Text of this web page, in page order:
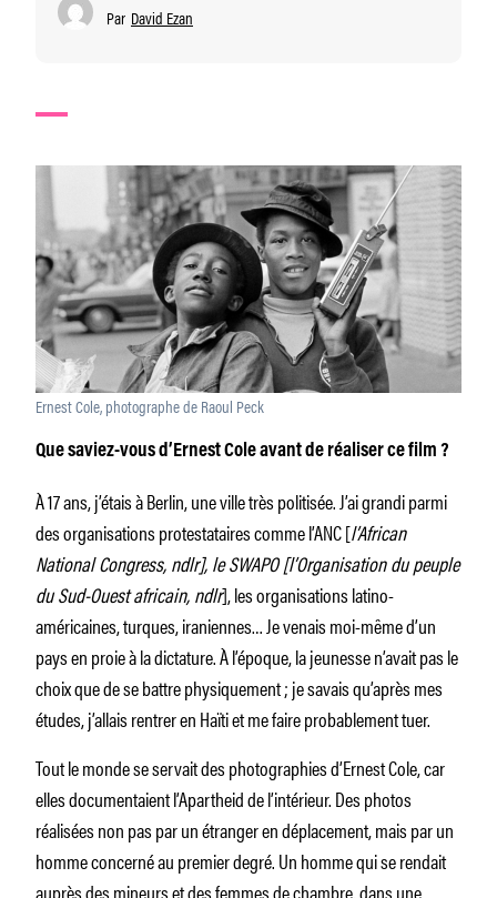
Par David Ezan
Ernest Cole, photographe de Raoul Peck
Que saviez-vous d’Ernest Cole avant de réaliser ce film ?
À 17 ans, j’étais à Berlin, une ville très politisée. J’ai grandi parmi
des organisations protestataires comme l’ANC [l’African
National Congress, ndlr], le SWAPO [l’Organisation du peuple
du Sud-Ouest africain, ndlr], les organisations latino-
américaines, turques, iraniennes… Je venais moi-même d’un
pays en proie à la dictature. À l’époque, la jeunesse n’avait pas le
choix que de se battre physiquement ; je savais qu’après mes
études, j’allais rentrer en Haïti et me faire probablement tuer.
Tout le monde se servait des photographies d’Ernest Cole, car
elles documentaient l’Apartheid de l’intérieur. Des photos
réalisées non pas par un étranger en déplacement, mais par un
homme concerné au premier degré. Un homme qui se rendait
auprès des mineurs et des femmes de chambre, dans une